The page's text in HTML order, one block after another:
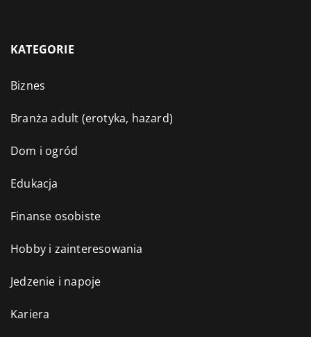
KATEGORIE
Biznes
Branża adult (erotyka, hazard)
Dom i ogród
Edukacja
Finanse osobiste
Hobby i zainteresowania
Jedzenie i napoje
Kariera